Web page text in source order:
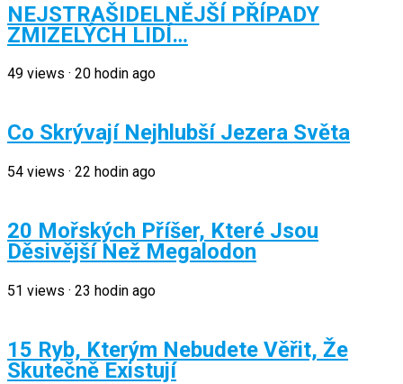
NEJSTRAŠIDELNĚJŠÍ PŘÍPADY
ZMIZELÝCH LIDÍ…
49 views · 20 hodin ago
Co Skrývají Nejhlubší Jezera Světa
54 views · 22 hodin ago
20 Mořských Příšer, Které Jsou
Děsivější Než Megalodon
51 views · 23 hodin ago
15 Ryb, Kterým Nebudete Věřit, Že
Skutečně Existují